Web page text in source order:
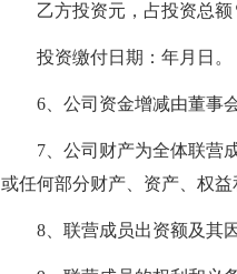
乙方投资元，占投资总额
投资缴付日期：年月日。
6、公司资金增减由董事
7、公司财产为全体联营
或任何部分财产、资产、权益
8、联营成员出资额及其